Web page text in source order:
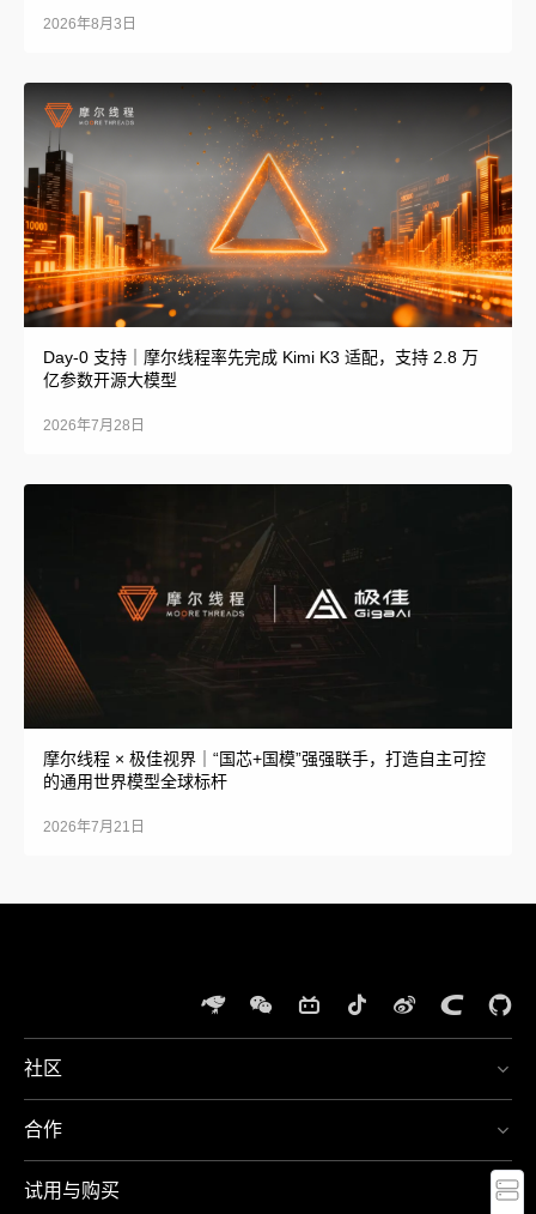
2026年8月3日
Day-0 支持｜摩尔线程率先完成 Kimi K3 适配，支持 2.8 万
亿参数开源大模型
2026年7月28日
摩尔线程 × 极佳视界｜“国芯+国模”强强联手，打造自主可控
的通用世界模型全球标杆
2026年7月21日
社区
合作
试用与购买
娥
667-